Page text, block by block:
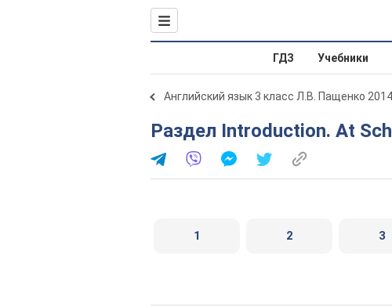
ГДЗ Учебники
Английский язык 3 класс Л.В. Пащенко 2014
Раздел Introduction. At
1 2 3